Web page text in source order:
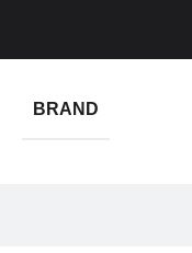
BRAND